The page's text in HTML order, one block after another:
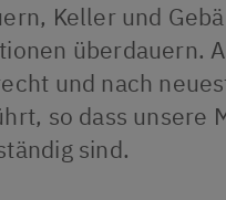
Keller und
überdauern.
und nach
so dass unsere
sind.